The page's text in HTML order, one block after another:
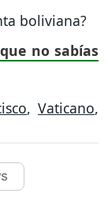
boliviana?
no sabías
, Vaticano,